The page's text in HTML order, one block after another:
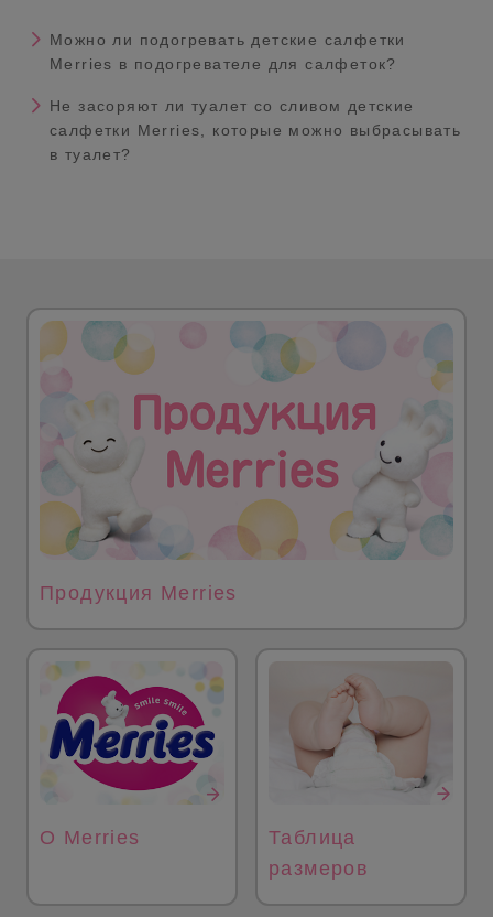
Можно ли подогревать детские салфетки
Merries в подогревателе для салфеток?
Не засоряют ли туалет со сливом детские
салфетки Merries, которые можно выбрасывать
в туалет?
Продукция Merries
О Merries
Таблица
размеров